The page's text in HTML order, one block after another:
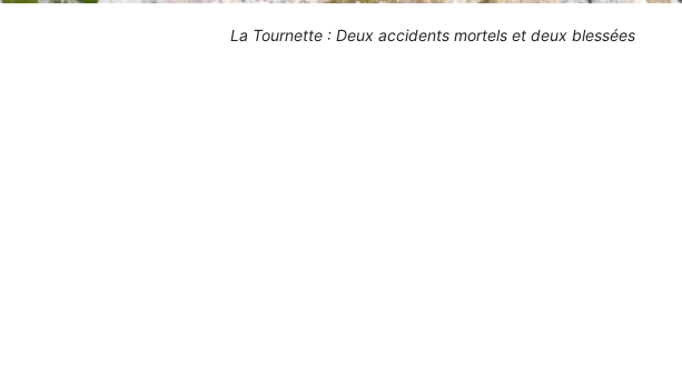
La Tournette : Deux accidents mortels et deux blessées